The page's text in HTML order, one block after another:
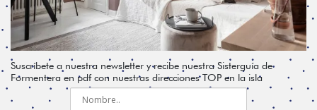
Suscríbete a nuestra newsletter y recibe nuestra Sisterguía de
Formentera en pdf con nuestras direcciones TOP en la isla